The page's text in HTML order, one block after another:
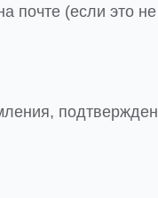
почте (если это